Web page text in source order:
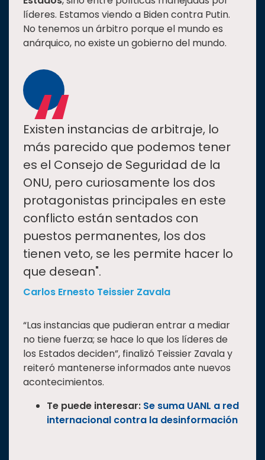
líderes. Estamos viendo a Biden contra Putin.
No tenemos un árbitro porque el mundo es
anárquico, no existe un gobierno del mundo.
“
Existen instancias de arbitraje, lo
más parecido que podemos tener
es el Consejo de Seguridad de la
ONU, pero curiosamente los dos
protagonistas principales en este
conflicto están sentados con
puestos permanentes, los dos
tienen veto, se les permite hacer lo
que desean".
Carlos Ernesto Teissier Zavala
“Las instancias que pudieran entrar a mediar
no tiene fuerza; se hace lo que los líderes de
los Estados deciden”, finalizó Teissier Zavala y
reiteró mantenerse informados ante nuevos
acontecimientos.
Te puede interesar: Se suma UANL a red
internacional contra la desinformación